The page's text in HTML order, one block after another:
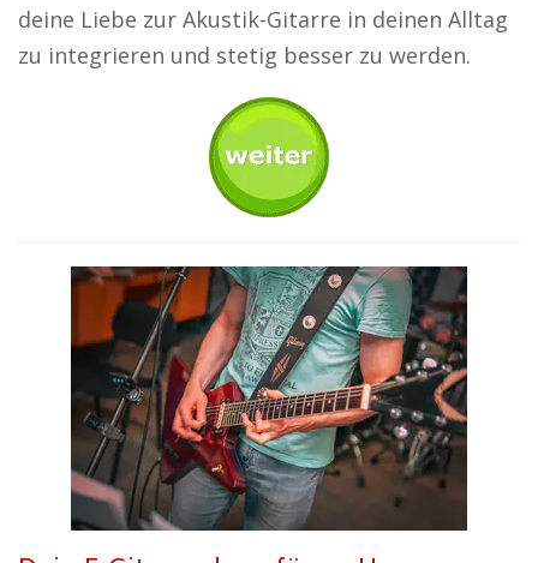
deine Liebe zur Akustik-Gitarre in deinen Alltag
zu integrieren und stetig besser zu werden.